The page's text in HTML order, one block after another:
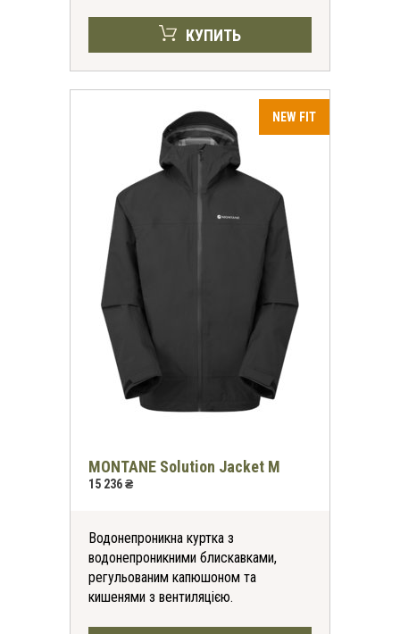
КУПИТЬ
MONTANE Solution Jacket M
15 236 ₴
Водонепроникна куртка з
водонепроникними блискавками,
регульованим капюшоном та
кишенями з вентиляцією.
Согласие на обработку персональных
данных